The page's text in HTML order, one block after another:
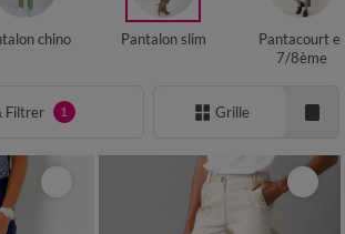
chino Pantalon slim
Pantacourt et
7/8ème
Filtrer 1 Grille